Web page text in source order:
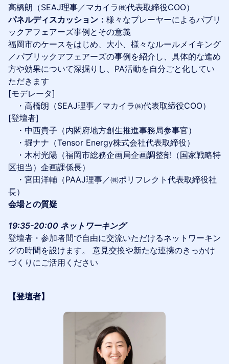
高橋朗（SEAJ理事／マカイラ㈱代表取締役COO）
パネルディスカッション： 様々なプレーヤーによるパブリ
ックアフェアーズ事例とその意義
福岡市のケースをはじめ、大小、様々なルールメイキング
／パブリックアフェアーズの事例を紹介し、具体的な進め
方や効果について深掘りし、PA活動を自分ごと化してい
ただきます
[モデレータ]
・高橋朗（SEAJ理事／マカイラ㈱代表取締役COO）
[登壇者]
・中西貴子（内閣府地方創生推進事務局参事官）
・堀ナナ（Tensor Energy株式会社代表取締役）
・木村光陽（福岡市総務企画局企画調整部（国家戦略特
区担当）企画課係長）
・宮田洋輔（PAAJ理事／㈱ポリフレクト代表取締役社
長）
会場との質疑
19:35-20:00 ネットワーキング
登壇者・参加者間で自由に交流いただけるネットワーキン
グの時間を設けます。 意見交換や新たな連携のきっかけ
づくりにご活用ください
【登壇者】